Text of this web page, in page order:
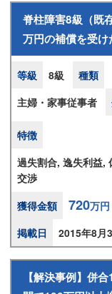
脊柱障害8級（既
万円の補償を受け
等級 8級 種類
主婦・家事従事者
特徴
過失割合, 逸失利益,
交渉
獲得金額
720万円
掲載日
2015年8月
【解決事例】併